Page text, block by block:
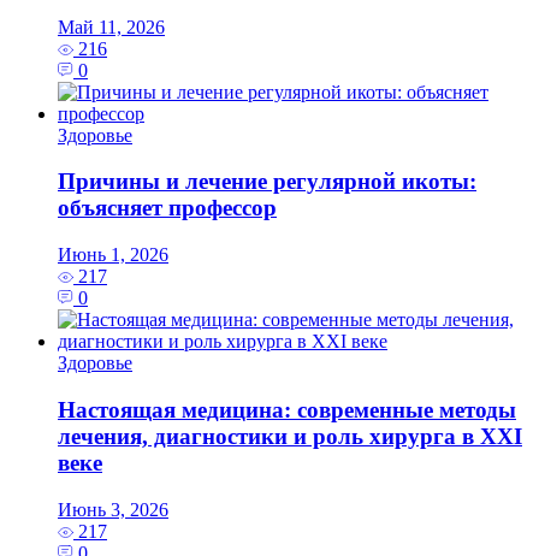
Май 11, 2026
216
0
Здоровье
Причины и лечение регулярной икоты:
объясняет профессор
Июнь 1, 2026
217
0
Здоровье
Настоящая медицина: современные методы
лечения, диагностики и роль хирурга в XXI
веке
Июнь 3, 2026
217